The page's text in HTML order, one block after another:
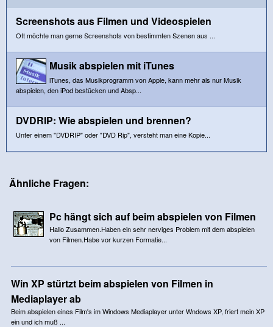
Screenshots aus Filmen und Videospielen
Oft möchte man gerne Screenshots von bestimmten Szenen aus ...
Musik abspielen mit iTunes
iTunes, das Musikprogramm von Apple, kann mehr als nur Musik
abspielen, den iPod bestücken und Absp...
DVDRIP: Wie abspielen und brennen?
Unter einem "DVDRIP" oder "DVD Rip", versteht man eine Kopie...
Ähnliche Fragen:
Pc hängt sich auf beim abspielen von Filmen
Hallo Zusammen.Haben ein sehr nerviges Problem mit dem abspielen
von Filmen.Habe vor kurzen Formatie...
Win XP stürtzt beim abspielen von Filmen in
Mediaplayer ab
Beim abspielen eines Film's im Windows Mediaplayer unter Wndows XP, friert mein XP
ein und ich muß ...